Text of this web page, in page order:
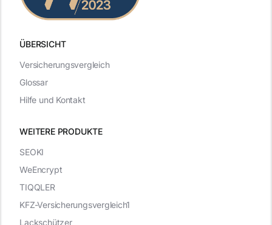
ÜBERSICHT
WEITERE PRODUKTE
Versicherungsvergleich
Glossar
Hilfe und Kontakt
SEOKI
WeEncrypt
TIQQLER
KFZ-Versicherungsvergleich1
Lackschützer